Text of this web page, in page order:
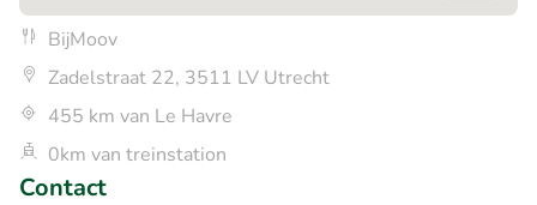
BijMoov
Zadelstraat 22, 3511 LV Utrecht
455 km van Le Havre
0km van treinstation
Contact